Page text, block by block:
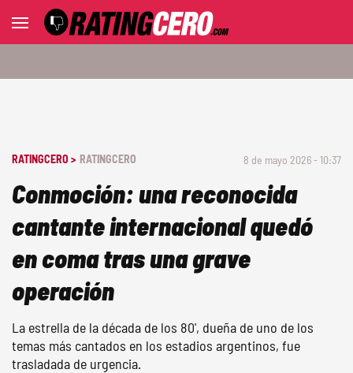
RATINGCERO > RATINGCERO 8 de mayo 2026 - 10:37
Conmoción: una reconocida
cantante internacional quedó
en coma tras una grave
operación
La estrella de la década de los 80', dueña de uno de los
temas más cantados en los estadios argentinos, fue
trasladada de urgencia.